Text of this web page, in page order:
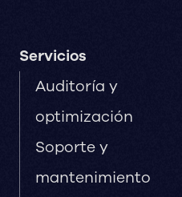
Servicios
Auditoría y
optimización
Soporte y
mantenimiento